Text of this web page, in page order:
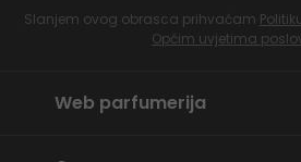
Slanjem ovog obrasca prihvaćam
Općim uvjetima
Web parfumerija